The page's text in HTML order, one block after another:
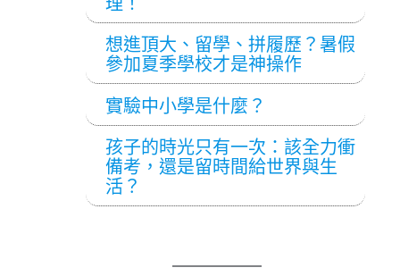
想進頂大、留學、拼履歷？暑假
參加夏季學校才是神操作
實驗中小學是什麼？
孩子的時光只有一次：該全力衝
備考，還是留時間給世界與生
活？